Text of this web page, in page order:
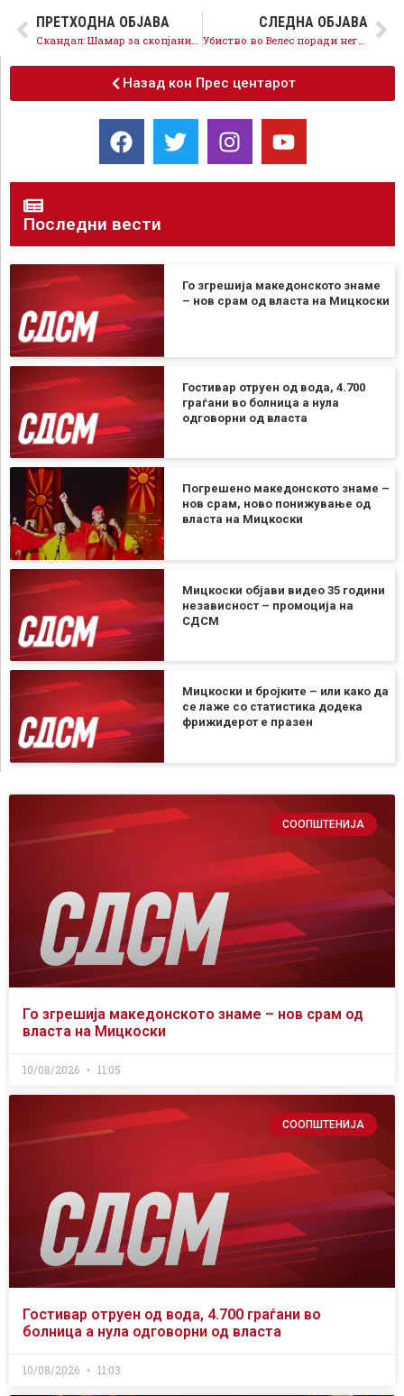
ПРЕТХОДНА ОБЈАВА
Скандал: Шамар за скопјани-ВМРО-ДПМНЕ го наградува виновникот за Дрисла со носител на листа во Скопје
СЛЕДНА ОБЈАВА
Убиство во Велес поради негрижа на полицијата на Тошковски и институциите на ДПМНЕ, бараме одговорност
Назад кон Прес центарот
Последни вести
Го згрешија македонското знаме
– нов срам од власта на Мицкоски
Гостивар отруен од вода, 4.700
граѓани во болница а нула
одговорни од власта
Погрешено македонското знаме –
нов срам, ново понижување од
власта на Мицкоски
Мицкоски објави видео 35 години
независност – промоција на
СДСМ
Мицкоски и бројките – или како да
се лаже со статистика додека
фрижидерот е празен
СООПШТЕНИЈА
Го згрешија македонското знаме – нов срам од
власта на Мицкоски
10/08/2026 11:05
СООПШТЕНИЈА
Гостивар отруен од вода, 4.700 граѓани во
болница а нула одговорни од власта
10/08/2026 11:03